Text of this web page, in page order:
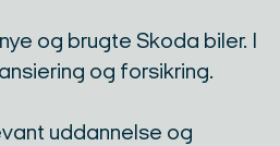
og brugte Skoda biler. I
og forsikring.
uddannelse og